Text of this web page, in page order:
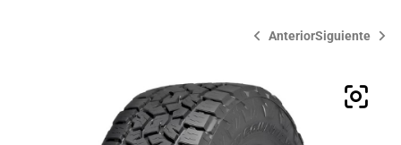
Anterior
$ 574,600
Siguiente
$ 738,900